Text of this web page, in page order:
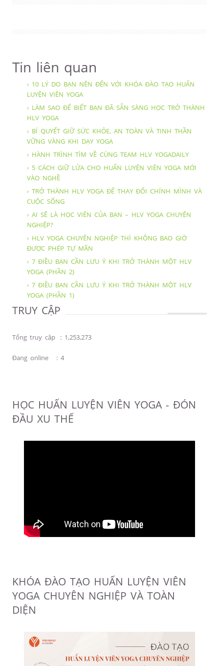
Tin liên quan
› 10 LÝ DO BẠN NÊN ĐẾN VỚI KHÓA ĐÀO TẠO HUẤN
LUYỆN VIÊN YOGA
› LÀM SAO ĐỂ BIẾT BẠN ĐÃ SẴN SÀNG HỌC TRỞ THÀNH
HLV YOGA
› BÍ QUYẾT GIỮ SỨC KHỎE, AN TOÀN VÀ TINH THẦN
VỮNG VÀNG KHI DẠY YOGA
› HÀNH TRÌNH TÌM VỀ CÙNG TEAM HLV YOGADAILY
› 5 CÁCH GIỮ LỬA CHO HUẤN LUYỆN VIÊN YOGA MỚI
VÀO NGHỀ
› TRỞ THÀNH HLV YOGA ĐỂ THAY ĐỔI CHÍNH MÌNH VÀ
CUỘC SỐNG
› AI SẼ LÀ HỌC VIÊN CỦA BẠN – HLV YOGA CHUYÊN
NGHIỆP?
› HLV YOGA CHUYÊN NGHIỆP THÌ KHÔNG BAO GIỜ
ĐƯỢC PHÉP TỰ MÃN
› 7 ĐIỀU BẠN CẦN LƯU Ý KHI TRỞ THÀNH MỘT HLV
YOGA (PHẦN 2)
› 7 ĐIỀU BẠN CẦN LƯU Ý KHI TRỞ THÀNH MỘT HLV
YOGA (PHẦN 1)
TRUY CẬP
Tổng truy cập : 1,253,273
Đang online : 4
HỌC HUẤN LUYỆN VIÊN YOGA - ĐÓN
ĐẦU XU THẾ
KHÓA ĐÀO TẠO HUẤN LUYỆN VIÊN
YOGA CHUYÊN NGHIỆP VÀ TOÀN
DIỆN